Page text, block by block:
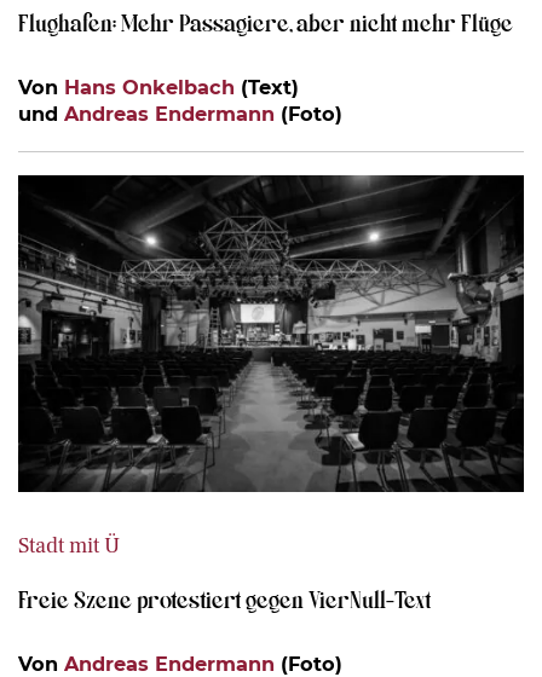
Flughafen: Mehr Passagiere, aber nicht mehr Flüge
Von Hans Onkelbach (Text)
und Andreas Endermann (Foto)
Stadt mit Ü
Freie Szene protestiert gegen VierNull-Text
Von Andreas Endermann (Foto)